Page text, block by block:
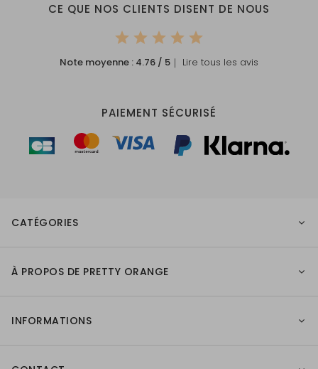
CE QUE NOS CLIENTS DISENT DE NOUS
Note moyenne : 4.76 / 5 ｜ Lire tous les avis
PAIEMENT SÉCURISÉ
CATÉGORIES
À PROPOS DE PRETTY ORANGE
INFORMATIONS